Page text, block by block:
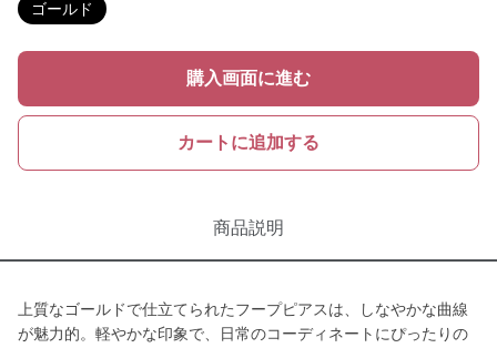
ゴールド
購入画面に進む
カートに追加する
商品説明
上質なゴールドで仕立てられたフープピアスは、しなやかな曲線
が魅力的。軽やかな印象で、日常のコーディネートにぴったりの